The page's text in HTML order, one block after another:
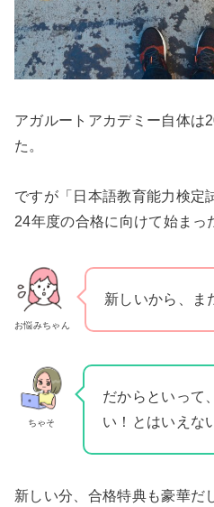
アガルートアカデミー自体は
た。
ですが「日本語教育能力検定
24年度の合格に向けて始まっ
お悩みちゃん
新しいから、ま
ちゃそ
だからといって
い！とはいえな
新しい分、合格特典も豪華だ